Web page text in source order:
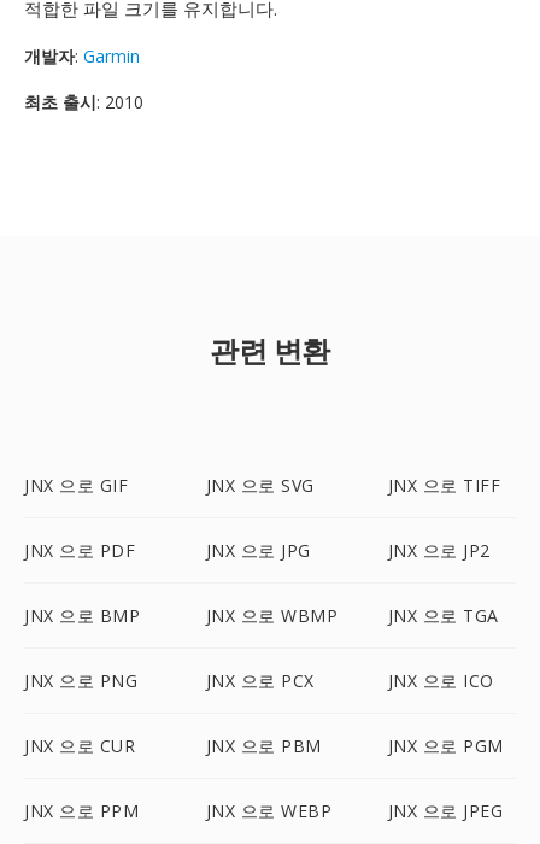
적합한 파일 크기를 유지합니다.
개발자: Garmin
최초 출시: 2010
관련 변환
JNX 으로 GIF JNX 으로 SVG JNX 으로 TIFF
JNX 으로 PDF JNX 으로 JPG JNX 으로 JP2
JNX 으로 BMP JNX 으로 WBMP JNX 으로 TGA
JNX 으로 PNG JNX 으로 PCX JNX 으로 ICO
JNX 으로 CUR JNX 으로 PBM JNX 으로 PGM
JNX 으로 PPM JNX 으로 WEBP JNX 으로 JPEG